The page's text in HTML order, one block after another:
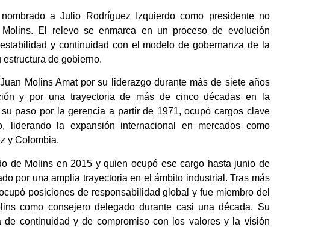
a Julio Rodríguez Izquierdo como presidente no
El relevo se enmarca en un proceso de evolución
y continuidad con el modelo de gobernanza de la
de gobierno.
Molins Amat por su liderazgo durante más de siete años
y por una trayectoria de más de cinco décadas en la
paso por la gerencia a partir de 1971, ocupó cargos clave
liderando la expansión internacional en mercados como
y Colombia.
de Molins en 2015 y quien ocupó ese cargo hasta junio de
por una amplia trayectoria en el ámbito industrial. Tras más
posiciones de responsabilidad global y fue miembro del
como consejero delegado durante casi una década. Su
continuidad y de compromiso con los valores y la visión